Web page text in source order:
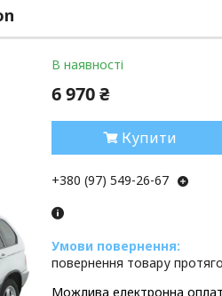
В наявності
6 970 ₴
Купити
+380 (97) 549-26-67
повернення товару